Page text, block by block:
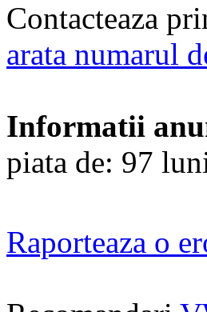
Contacteaza
arata numarul
Informatii
piata de: 97
Raporteaza o